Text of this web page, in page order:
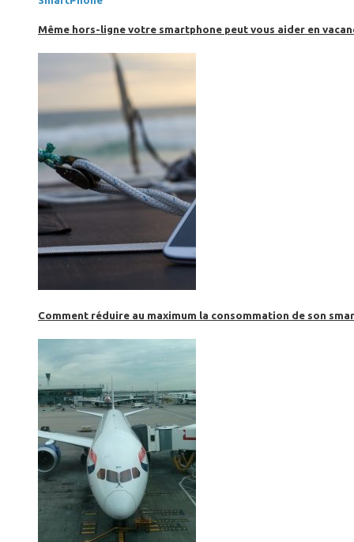
Même hors-ligne votre smartphone peut vous aider en
Comment réduire au maximum la consommation de son